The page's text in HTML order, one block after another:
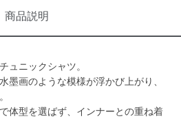
商品説明
ュニックシャツ。
墨画のような模様が浮かび上がり、
体型を選ばず、インナーとの重ね着